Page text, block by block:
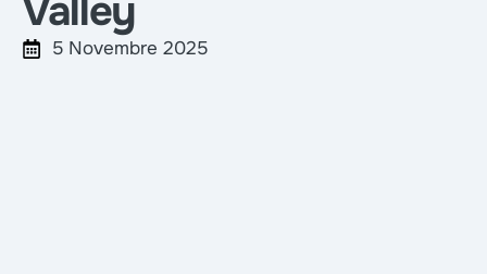
Valley
5 Novembre 2025